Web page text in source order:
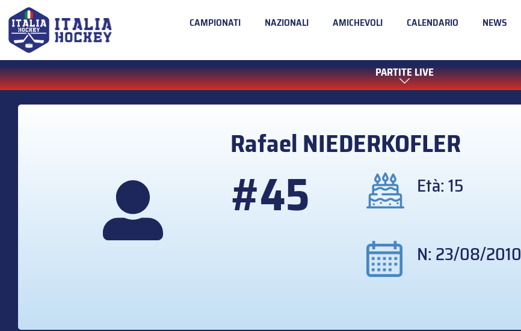
CAMPIONATI NAZIONALI AMICHEVOLI CALENDARIO NEWS
PARTITE LIVE
RafaelNIEDERKOFLER
#45 Età: 15
N: 23/08/2010